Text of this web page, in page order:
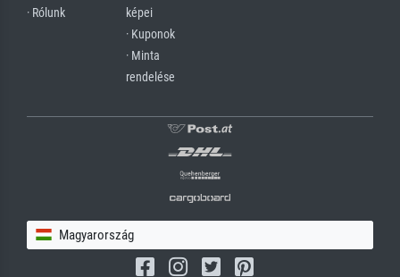
· Rólunk
képei
· Kuponok
· Minta
rendelése
Magyarország